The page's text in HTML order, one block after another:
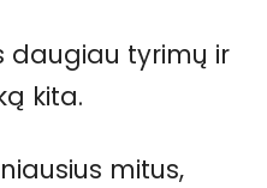
daugiau tyrimų ir
kita.
mitus,